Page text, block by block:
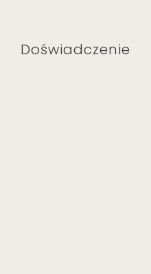
Doświadczenie